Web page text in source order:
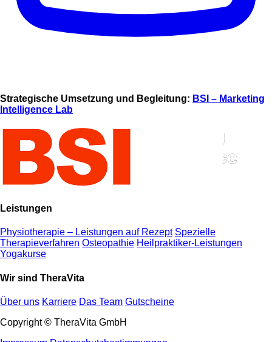
Strategische Umsetzung und Begleitung: BSI – Marketing
Intelligence Lab
Leistungen
Physiotherapie – Leistungen auf Rezept Spezielle
Therapieverfahren Osteopathie Heilpraktiker-Leistungen
Yogakurse
Wir sind TheraVita
Über uns Karriere Das Team Gutscheine
Copyright © TheraVita GmbH